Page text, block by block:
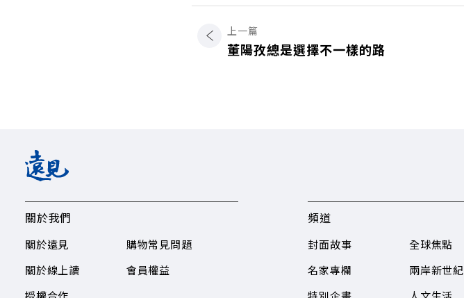
上一篇
董陽孜總是選擇不一樣的路
關於我們
關於遠見
關於線上讀
購物常見問題
會員權益
頻道
封面故事
名家專欄
全球焦點
兩岸新世紀